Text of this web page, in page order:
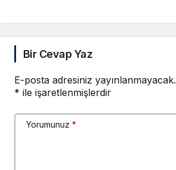
Bir Cevap Yaz
E-posta adresiniz yayınlanmayacak.
* ile işaretlenmişlerdir
Yorumunuz *